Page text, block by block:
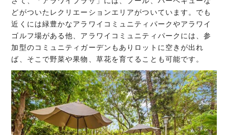
どがついたレクリエーションエリアがついています。でも
近くには緑豊かなアラワイコミュニティパークやアラワイ
ゴルフ場がある他、アラワイコミュニティパークには、参
加型のコミュニティガーデンもありロットに空きが出れ
ば、そこで野菜や果物、草花を育てることも可能です。